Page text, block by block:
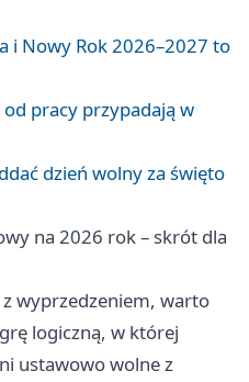
i Nowy Rok 2026–2027 to
pracy przypadają w
dzień wolny za święto
na 2026 rok – skrót dla
z wyprzedzeniem, warto
logiczną, w której
ustawowo wolne z